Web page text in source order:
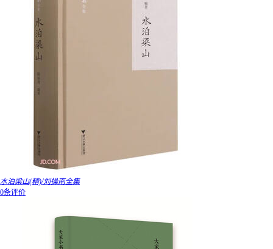
水泊梁山(精)/刘操南全集
0条评价